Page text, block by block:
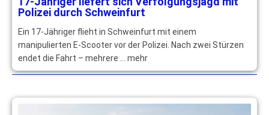
Polizei durch Schweinfurt
Ein 17-Jähriger flieht in Schweinfurt mit einem
manipulierten E-Scooter vor der Polizei. Nach zwei Stürzen
endet die Fahrt – mehrere … mehr